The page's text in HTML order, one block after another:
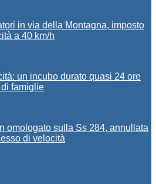
in via della Montagna, imposto
a 40 km/h
un incubo durato quasi 24 ore
famiglie
omologato sulla Ss 284, annullata
di velocità